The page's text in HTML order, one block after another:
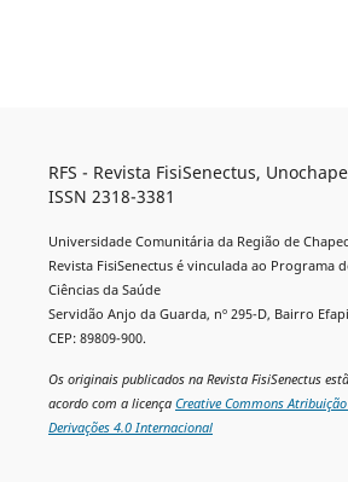
RFS - Revista FisiSenectus,
ISSN 2318-3381
Universidade Comunitária da Região de
Revista FisiSenectus é vinculada ao Programa
Ciências da Saúde
Servidão Anjo da Guarda, nº 295-D, Bairro
CEP: 89809-900.
Os originais publicados na Revista FisiSenectus
acordo com a licença Creative Commons
Derivações 4.0 Internacional